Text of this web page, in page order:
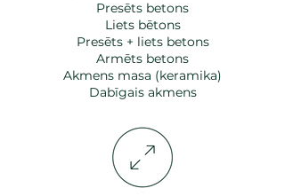
Presēts betons
Liets bētons
Presēts + liets betons
Armēts betons
Akmens masa (keramika)
Dabīgais akmens​